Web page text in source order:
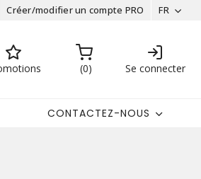
Créer/modifier un compte PRO FR
0 Se connecter
CONTACTEZ-NOUS